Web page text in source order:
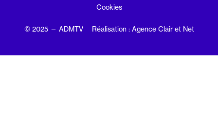
Cookies
© 2025 — ADMTV Réalisation : Agence Clair et Net